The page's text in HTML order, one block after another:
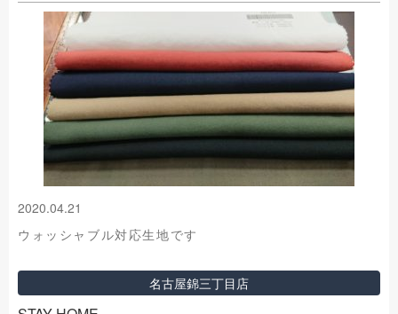
2020.04.21
ウォッシャブル対応生地です
名古屋錦三丁目店